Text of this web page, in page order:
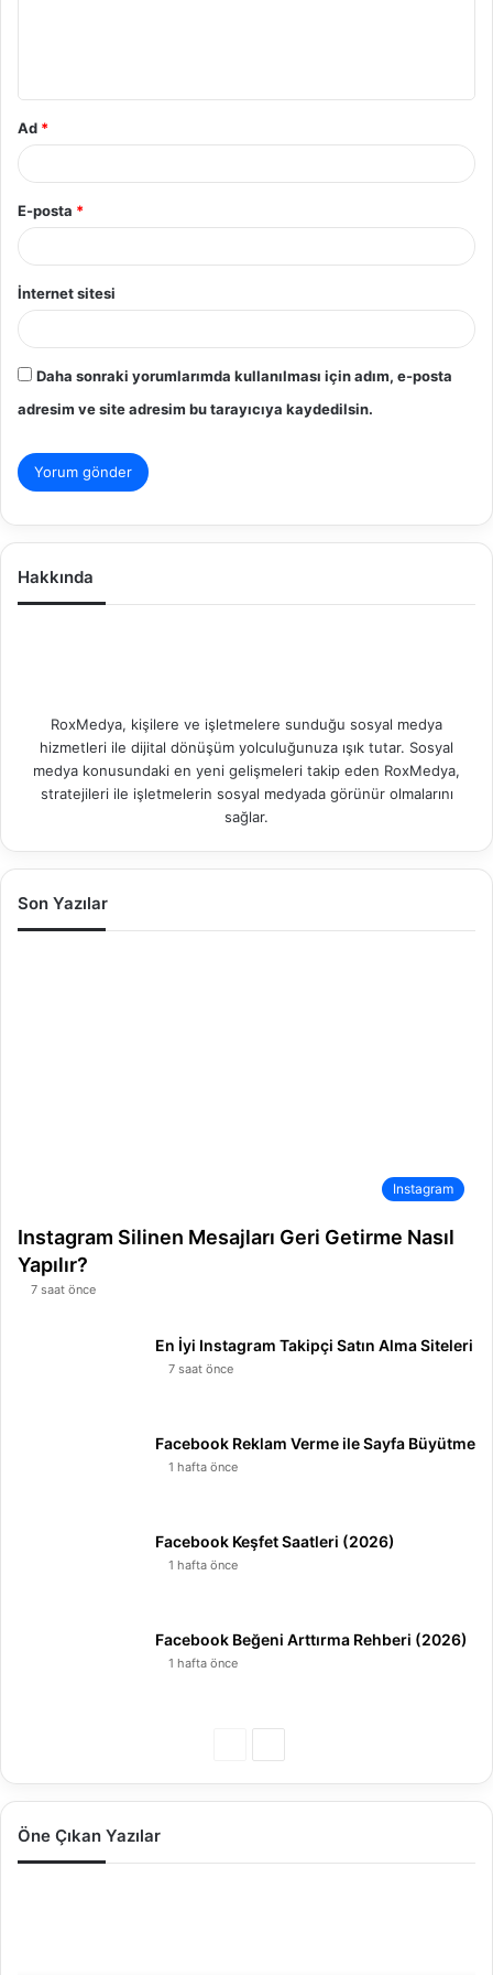
Ad *
E-posta *
İnternet sitesi
Daha sonraki yorumlarımda kullanılması için adım, e-posta
adresim ve site adresim bu tarayıcıya kaydedilsin.
Hakkında
RoxMedya, kişilere ve işletmelere sunduğu sosyal medya
hizmetleri ile dijital dönüşüm yolculuğunuza ışık tutar. Sosyal
medya konusundaki en yeni gelişmeleri takip eden RoxMedya,
stratejileri ile işletmelerin sosyal medyada görünür olmalarını
sağlar.
Son Yazılar
Instagram
Instagram Silinen Mesajları Geri Getirme Nasıl
Yapılır?
7 saat önce
En İyi Instagram Takipçi Satın Alma Siteleri
7 saat önce
Facebook Reklam Verme ile Sayfa Büyütme
1 hafta önce
Facebook Keşfet Saatleri (2026)
1 hafta önce
Facebook Beğeni Arttırma Rehberi (2026)
1 hafta önce
c
k
n
a
Öne Çıkan Yazılar